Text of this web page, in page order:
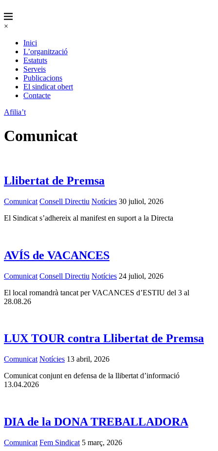
×
Inici
L’organització
Estatuts
Serveis
Publicacions
El sindicat obert
Contacte
Afilia’t
Comunicat
Llibertat de Premsa
Comunicat Consell Directiu Notícies 30 juliol, 2026
El Sindicat s’adhereix al manifest en suport a la Directa
AVÍS de VACANCES
Comunicat Consell Directiu Notícies 24 juliol, 2026
El local romandrà tancat per VACANCES d’ESTIU del 3 al
28.08.26
LUX TOUR contra Llibertat de Premsa
Comunicat Notícies 13 abril, 2026
Comunicat conjunt en defensa de la llibertat d’informació
13.04.2026
DIA de la DONA TREBALLADORA
Comunicat Fem Sindicat 5 març, 2026